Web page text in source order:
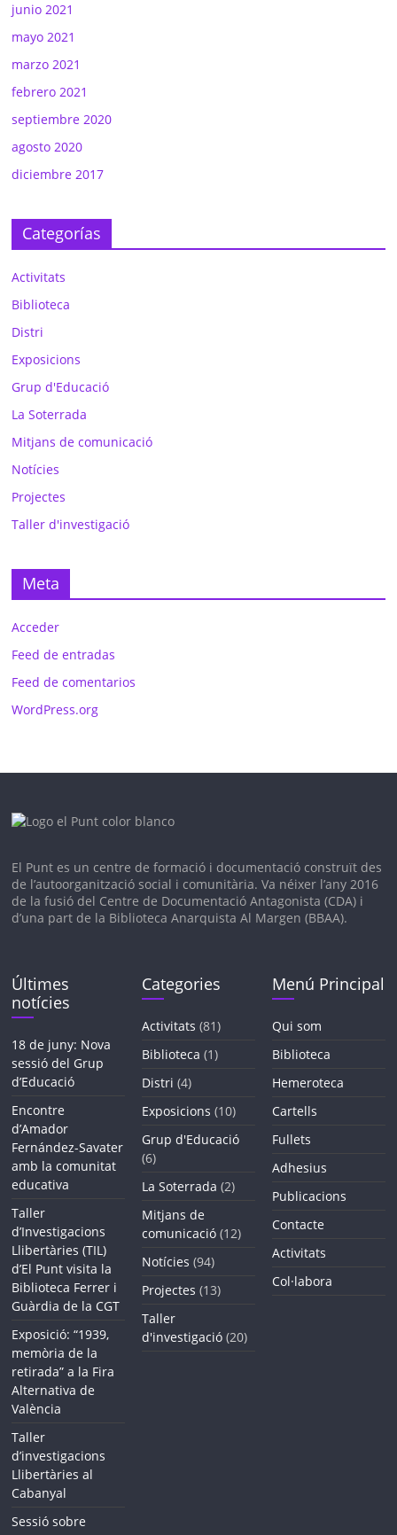
junio 2021
mayo 2021
marzo 2021
febrero 2021
septiembre 2020
agosto 2020
diciembre 2017
Categorías
Activitats
Biblioteca
Distri
Exposicions
Grup d'Educació
La Soterrada
Mitjans de comunicació
Notícies
Projectes
Taller d'investigació
Meta
Acceder
Feed de entradas
Feed de comentarios
WordPress.org
El Punt es un centre de formació i documentació construït des
de l’autoorganització social i comunitària. Va néixer l’any 2016
de la fusió del Centre de Documentació Antagonista (CDA) i
d’una part de la Biblioteca Anarquista Al Margen (BBAA).
Últimes
notícies
18 de juny: Nova
sessió del Grup
d’Educació
Encontre
d’Amador
Fernández-Savater
amb la comunitat
educativa
Taller
d’Investigacions
Llibertàries (TIL)
d’El Punt visita la
Biblioteca Ferrer i
Guàrdia de la CGT
Exposició: “1939,
memòria de la
retirada” a la Fira
Alternativa de
València
Taller
d’investigacions
Llibertàries al
Cabanyal
Sessió sobre
Categories
Activitats (81)
Biblioteca (1)
Distri (4)
Exposicions (10)
Grup d'Educació
(6)
La Soterrada (2)
Mitjans de
comunicació (12)
Notícies (94)
Projectes (13)
Taller
d'investigació (20)
Menú Principal
Qui som
Biblioteca
Hemeroteca
Cartells
Fullets
Adhesius
Publicacions
Contacte
Activitats
Col·labora